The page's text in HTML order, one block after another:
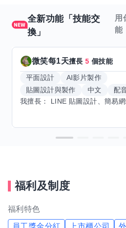
全新功能「技能交
換」
用
能
微笑每1天擅長5 個技能
平面設計
AI影片製作
貼圖設計與製作
中文
配
福利及制度
福利特色
員工獎金分紅 上市櫃公司